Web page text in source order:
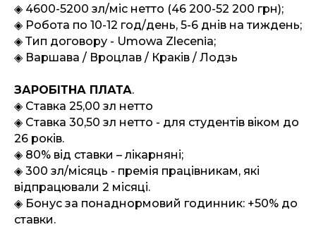
◈ 4600-5200 зл/міс нетто (46 200-52 200 грн);
◈ Робота по 10-12 год/день, 5-6 днів на тиждень;
◈ Тип договору - Umowa Zlecenia;
◈ Варшава / Вроцлав / Краків / Лодзь
ЗАРОБІТНА ПЛАТА.
◈ Cтавка 25,00 зл нетто
◈ Cтавка 30,50 зл нетто - для студентів віком до
26 років.
◈ 80% від ставки – лікарняні;
◈ 300 зл/місяць - премія працівникам, які
відпрацювали 2 місяці.
◈ Бонус за понаднормовий годинник: +50% до
ставки.